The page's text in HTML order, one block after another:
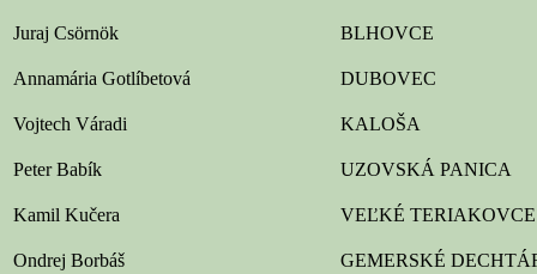
Juraj Csörnök BLHOVCE
Annamária Gotlíbetová DUBOVEC
Vojtech Váradi KALOŠA
Peter Babík UZOVSKÁ PANICA
Kamil Kučera VEĽKÉ TERIAKOVCE
Ondrej Borbáš GEMERSKÉ